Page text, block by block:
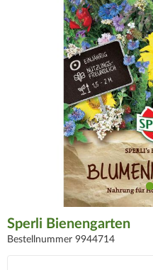
Sperli Bienengarten
Bestellnummer 9944714